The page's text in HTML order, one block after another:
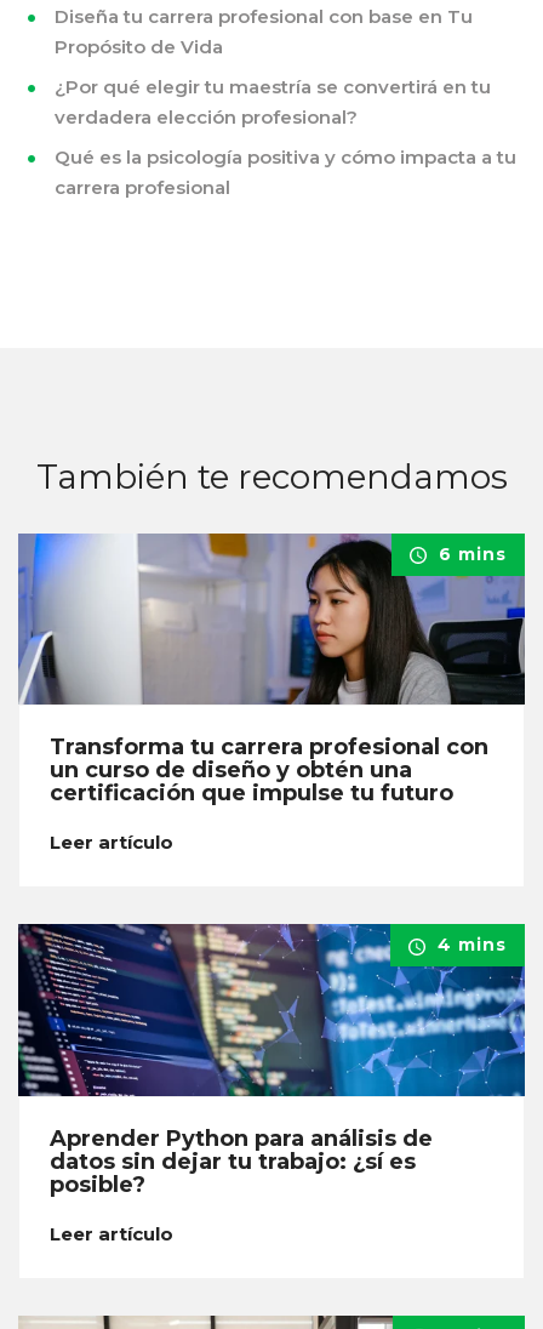
Diseña tu carrera profesional con base en Tu
Propósito de Vida
¿Por qué elegir tu maestría se convertirá en tu
verdadera elección profesional?
Qué es la psicología positiva y cómo impacta a tu
carrera profesional
También te recomendamos
6 mins
Transforma tu carrera profesional con
un curso de diseño y obtén una
certificación que impulse tu futuro
Leer artículo
4 mins
Aprender Python para análisis de
datos sin dejar tu trabajo: ¿sí es
posible?
Leer artículo